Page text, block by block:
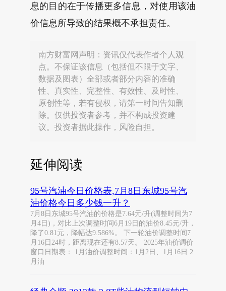
息的目的在于传播更多信息，对使用该油
价信息所导致的结果概不承担责任。
南方财富网声明：资讯仅代表作者个人观
点。不保证该信息（包括但不限于文字、
数据及图表）全部或者部分内容的准确
性、真实性、完整性、有效性、及时性、
原创性等，若有侵权，请第一时间告知删
除。仅供投资者参考，并不构成投资建
议。投资者据此操作，风险自担。
延伸阅读
95号汽油今日价格表,7月8日东城95号汽
油价格今日多少钱一升？
7月8日东城95号汽油的价格是7.64元/升(调整时间为7
月4日)，对比上次调整时间6月19日的油价8.45元/升，
降了0.81元，降幅达9.586%。 下一轮油价调整时间7
月16日24时，距离现在还有8.57天。 2025年油价调价
窗口日期表： 1月油价调整时间：1月2日、1月16日 2
月油